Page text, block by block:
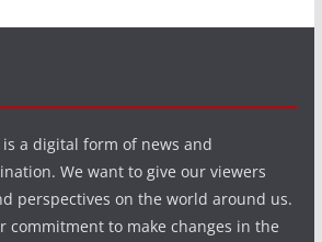
a digital form of news and
We want to give our viewers
perspectives on the world around us.
commitment to make changes in the